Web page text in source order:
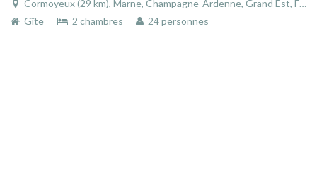
Cormoyeux (29 km), Marne, Champagne-Ardenne, Grand Est, France
Gîte
2 chambres 24 personnes